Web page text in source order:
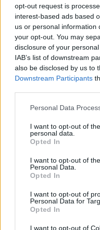
opt-out request is
interest-based ads based
us or personal information
your opt-out. You may
disclosure of your
IAB’s list of downstream
also be disclosed by us to
Downstream Participants
Personal Data
I want to opt-out of
personal data.
Opted In
I want to opt-out of
Personal Data.
Opted In
I want to opt-out of
Personal Data for
Opted In
I want to opt-out of